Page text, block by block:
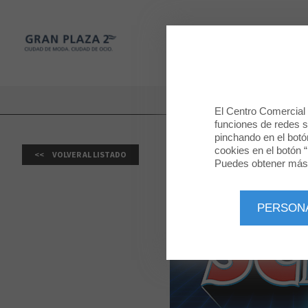
Gran Plaza 2
VOLVER AL LISTADO
El Centro
funciones de redes
pinchando en el
cookies en el botón
Puedes obtener